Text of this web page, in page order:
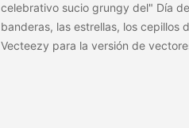
celebrativo sucio grungy del" Día
banderas, las estrellas, los cepillos
Vecteezy para la versión de